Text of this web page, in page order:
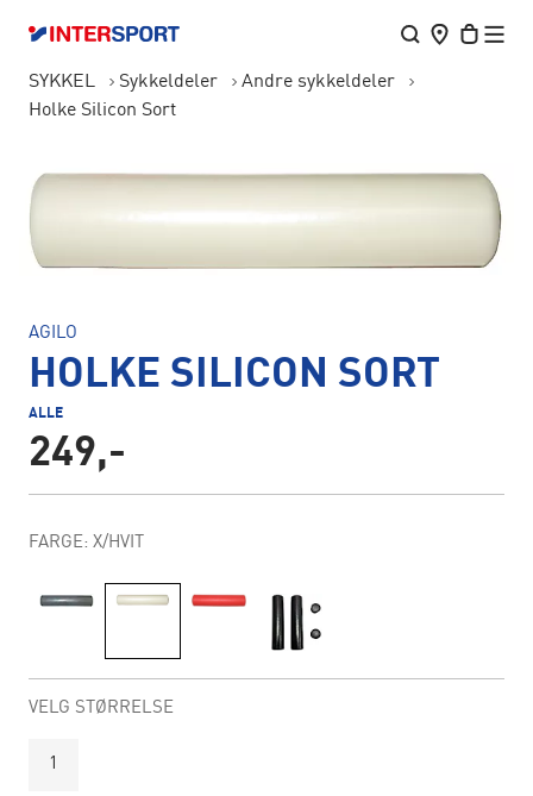
SYKKEL Sykkeldeler
Andre sykkeldeler
Holke Silicon Sort
AGILO
HOLKE SILICON SORT
ALLE
249,-
FARGE: X/HVIT
VELG STØRRELSE
1